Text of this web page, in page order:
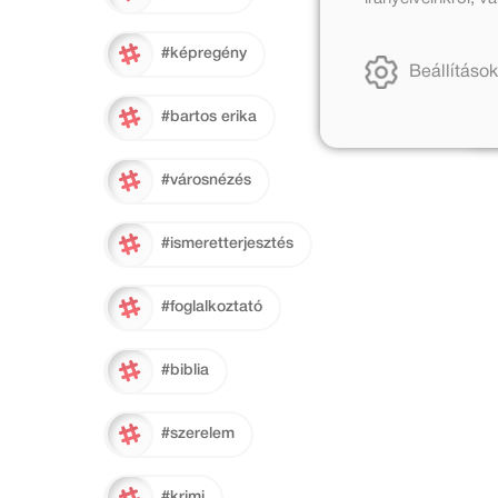
#képregény
#bartos erika
#városnézés
#ismeretterjesztés
#foglalkoztató
#biblia
#szerelem
1
Beállítások